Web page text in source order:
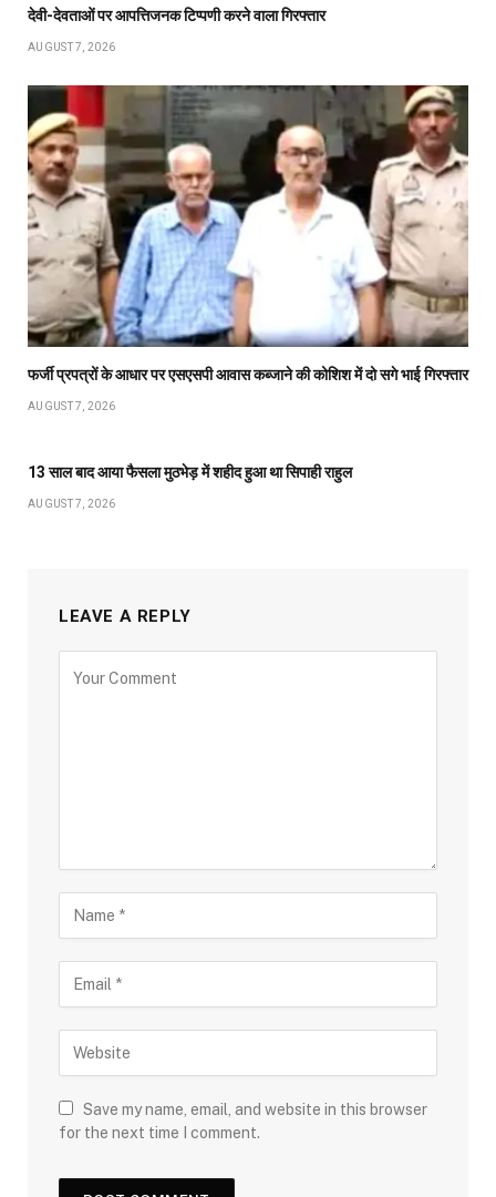
देवी-देवताओं पर आपत्तिजनक टिप्पणी करने वाला गिरफ्तार
AUGUST 7, 2026
फर्जी प्रपत्रों के आधार पर एसएसपी आवास कब्जाने की कोशिश में दो सगे भाई गिरफ्तार
AUGUST 7, 2026
13 साल बाद आया फैसला मुठभेड़ में शहीद हुआ था सिपाही राहुल
AUGUST 7, 2026
LEAVE A REPLY
Save my name, email, and website in this browser
for the next time I comment.